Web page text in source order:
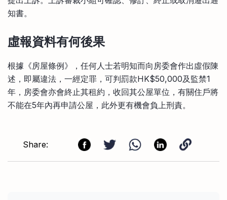
知書。
虛報資料有何後果
根據《房屋條例》，任何人士若明知而向房委會作出虛假陳
述，即屬違法，一經定罪，可判罰款HK$50,000及監禁1
年，房委會亦會終止其租約，收回其公屋單位，有關住戶將
不能在5年內再申請公屋，此外更有機會負上刑責。
Share: